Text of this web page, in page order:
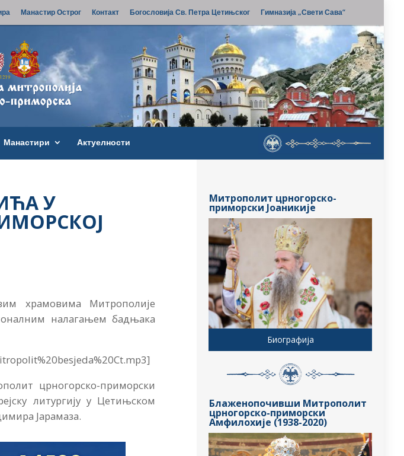
Манастир Острог Контакт Богословија Св. Петра Цетињског Гимназија „Свети Сава“
Манастири Актуелности
У
храмовима Митрополије
налагањем бадњака
црногорско-приморски
литургију у Цетињском
Јарамаза.
Митрополит црногорско-
приморски Јоаникије
Биографија
Блаженопочивши Митрополит
црногорско-приморски
Амфилохије (1938-2020)